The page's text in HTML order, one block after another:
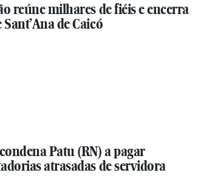
reúne milhares de fiéis e encerra
Sant’Ana de Caicó
Patu (RN) a pagar
atrasadas de servidora